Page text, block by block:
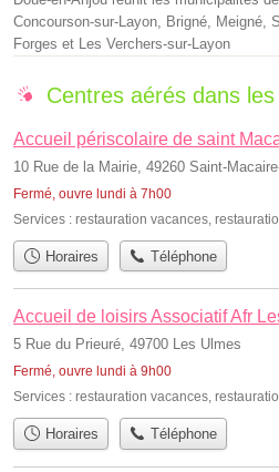
Concourson-sur-Layon, Brigné, Meigné,
Forges et Les Verchers-sur-Layon
Centres aérés dans
Accueil périscolaire de saint
10 Rue de la Mairie, 49260 Saint-
Fermé, ouvre lundi à 7h00
Services : restauration vacances
Horaires Téléphone
Accueil de loisirs Associatif Afr
5 Rue du Prieuré, 49700 Les Ulmes
Fermé, ouvre lundi à 9h00
Services : restauration vacances,
Horaires Téléphone